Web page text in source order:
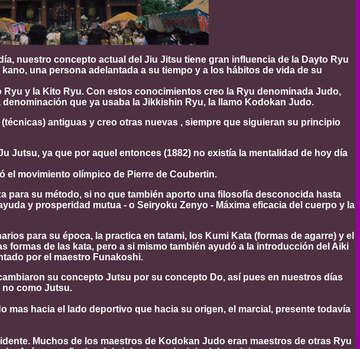
nuestro concepto actual del Jiu Jitsu tiene gran influencia de la Dayto Ryu
una persona adelantada a su tiempo y a los hábitos de vida de su
y la Kito Ryu. Con estos conocimientos creo la Ryu denominada Judo,
que ya usaba la Jikkishin Ryu, la llamo Kodokan Judo.
antiguas y creo otras nuevas , siempre que siguieran su principio
Jutsu, ya que por aquel entonces (1882) no existía la mentalidad de hoy día
el movimiento olímpico de Pierre de Coubertin.
para su método, si no que también aporto una filosofía desconocida hasta
y prosperidad mutua - o Seiryoku Zenyo - Máxima eficacia del cuerpo y la
para su época, la practica en tatami, los Kumi Kata (formas de agarre) y el
formas de las kata, pero a si mismo también ayudó a la introducción del Aiki
por el maestro Funakoshi.
su concepto Jutsu por su concepto Do, así pues en nuestros días
no como Jutsu.
mas hacia el lado deportivo que hacia su origen, el marcial, presente todavía
Muchos de los maestros de Kodokan Judo eran maestros de otras Ryu